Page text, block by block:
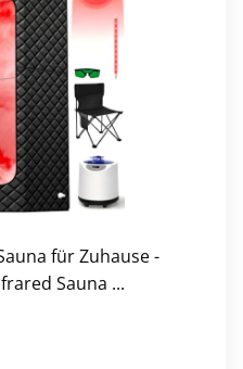
für Zuhause -
Sauna ...